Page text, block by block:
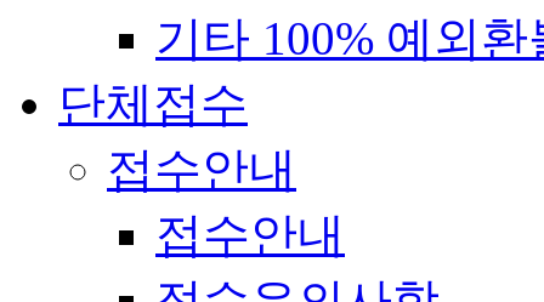
기타 100% 예외환
단체접수
접수안내
접수안내